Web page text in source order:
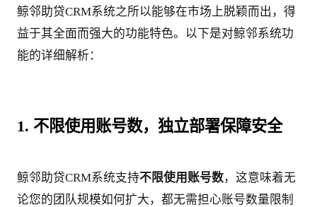
鲸邻助贷CRM系统之所以能够在市场上脱颖而出，得
益于其全面而强大的功能特色。以下是对鲸邻系统功
能的详细解析：
1. 不限使用账号数，独立部署保障安全
鲸邻助贷CRM系统支持不限使用账号数，这意味着无
论您的团队规模如何扩大，都无需担心账号数量限制